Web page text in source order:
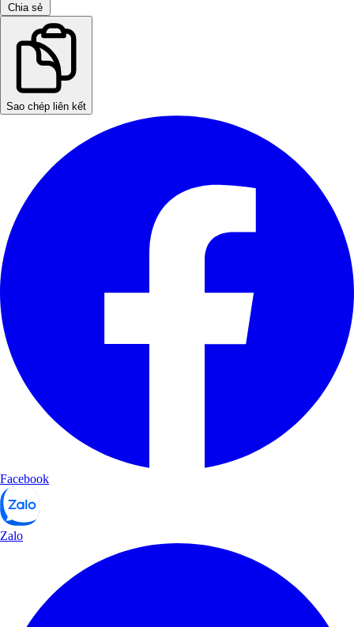
Chia sẻ
Sao chép liên kết
Facebook
Zalo